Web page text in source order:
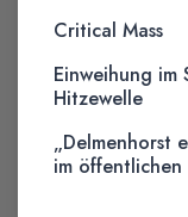
Critical Mass
Einweihung im
Hitzewelle
„Delmenhorst
im öffentlichen